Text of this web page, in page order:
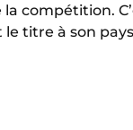
compétition.
titre à son